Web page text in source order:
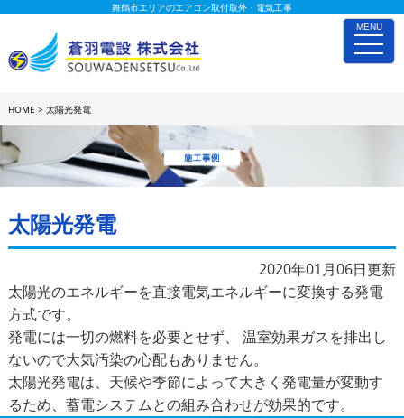
MENU
toggle
舞鶴市エリアのエアコン取付取外・電気工事
HOME > 太陽光発電
太陽光発電
2020年01月06日更新
太陽光のエネルギーを直接電気エネルギーに変換する発電
方式です。
発電には一切の燃料を必要とせず、 温室効果ガスを排出し
ないので大気汚染の心配もありません。
太陽光発電は、天候や季節によって大きく発電量が変動す
るため、蓄電システムとの組み合わせが効果的です。